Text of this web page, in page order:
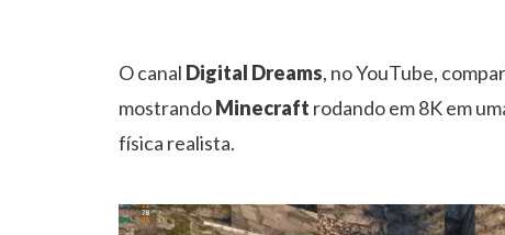
O canal Digital Dreams, no YouTube,
mostrandoMinecraft rodando em 8K em
física realista.